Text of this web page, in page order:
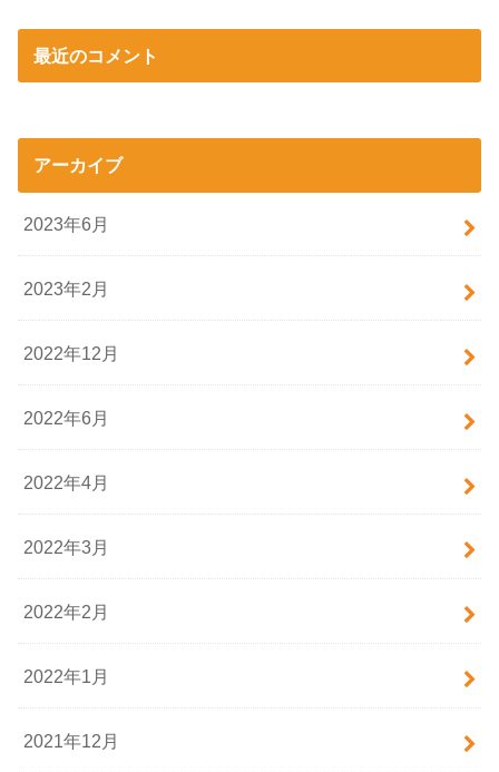
最近のコメント
アーカイブ
2023年6月
2023年2月
2022年12月
2022年6月
2022年4月
2022年3月
2022年2月
2022年1月
2021年12月